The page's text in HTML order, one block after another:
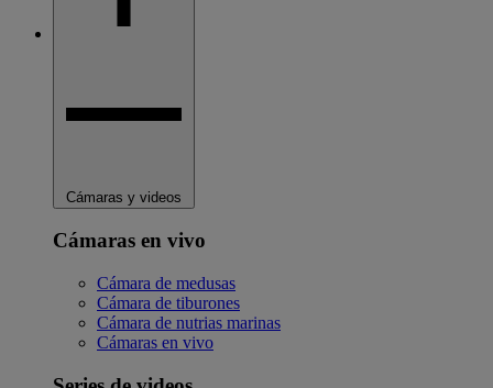
Cámaras y videos
Cámaras en vivo
Cámara de medusas
Cámara de tiburones
Cámara de nutrias marinas
Cámaras en vivo